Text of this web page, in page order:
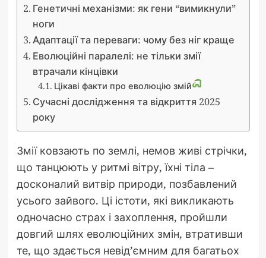
Генетичні механізми: як гени “вимикнули”
ноги
Адаптації та переваги: чому без ніг краще
Еволюційні паралелі: не тільки змії
втрачали кінцівки
Цікаві факти про еволюцію змій
Сучасні дослідження та відкриття 2025
року
Змії ковзають по землі, немов живі стрічки,
що танцюють у ритмі вітру, їхні тіла –
досконалий витвір природи, позбавлений
усього зайвого. Ці істоти, які викликають
одночасно страх і захоплення, пройшли
довгий шлях еволюційних змін, втративши
те, що здається невід’ємним для багатьох